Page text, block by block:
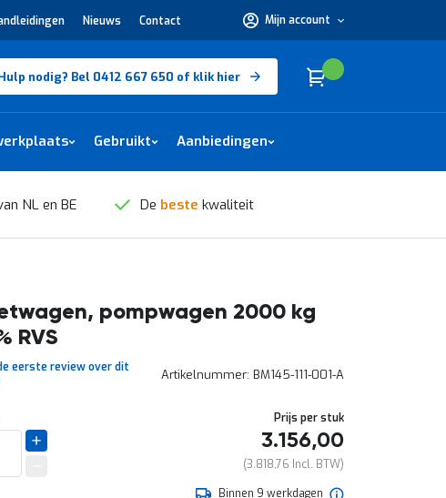
Nieuws Contact Mijn account
nodig?
nodig? Bel 0412 667 650 of klik hier Winkelwagen
Cart
Gebruikt Aanbiedingen
NL en BE De beste kwaliteit
pompwagen 2000 kg
RVS
eerste review over dit
Artikelnummer BM145-111-001-A
Prijs per stuk
3.156,00
3.818,76
Binnen 9 werkdagen